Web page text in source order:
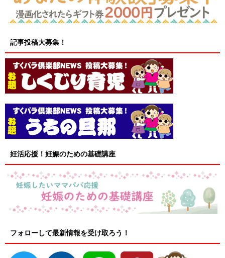
記事投稿大募集！
妊活応援！妊娠のための基礎講座
フォローして最新情報を受け取ろう！